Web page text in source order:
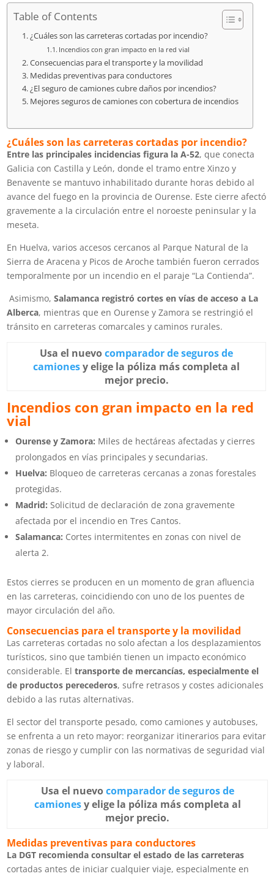
Table of Contents
¿Cuáles son las carreteras cortadas por incendio?
Incendios con gran impacto en la red vial
Consecuencias para el transporte y la movilidad
Medidas preventivas para conductores
¿El seguro de camiones cubre daños por incendios?
Mejores seguros de camiones con cobertura de incendios
¿Cuáles son las carreteras cortadas por incendio?
Entre las principales incidencias figura la A-52, que conecta
Galicia con Castilla y León, donde el tramo entre Xinzo y
Benavente se mantuvo inhabilitado durante horas debido al
avance del fuego en la provincia de Ourense. Este cierre afectó
gravemente a la circulación entre el noroeste peninsular y la
meseta.
En Huelva, varios accesos cercanos al Parque Natural de la
Sierra de Aracena y Picos de Aroche también fueron cerrados
temporalmente por un incendio en el paraje “La Contienda”.
Asimismo,Salamanca registró cortes en vías de acceso a La
Alberca, mientras que en Ourense y Zamora se restringió el
tránsito en carreteras comarcales y caminos rurales.
Usa el nuevocomparador de seguros de
camionesy elige la póliza más completa al
mejor precio.
Incendios con gran impacto en la red
vial
Ourense y Zamora: Miles de hectáreas afectadas y cierres
prolongados en vías principales y secundarias.
Huelva: Bloqueo de carreteras cercanas a zonas forestales
protegidas.
Madrid:Solicitud de declaración de zona gravemente
afectada por el incendio en Tres Cantos.
Salamanca: Cortes intermitentes en zonas con nivel de
alerta 2.
Estos cierres se producen en un momento de gran afluencia
en las carreteras, coincidiendo con uno de los puentes de
mayor circulación del año.
Consecuencias para el transporte y la movilidad
Las carreteras cortadas no solo afectan a los desplazamientos
turísticos, sino que también tienen un impacto económico
considerable. Eltransporte de mercancías, especialmente el
de productos perecederos, sufre retrasos y costes adicionales
debido a las rutas alternativas.
El sector del transporte pesado, como camiones y autobuses,
se enfrenta a un reto mayor: reorganizar itinerarios para evitar
zonas de riesgo y cumplir con las normativas de seguridad vial
y laboral.
Usa el nuevocomparador de seguros de
camionesy elige la póliza más completa al
mejor precio.
Medidas preventivas para conductores
La DGT recomienda consultar el estado de las carreteras
cortadas antes de iniciar cualquier viaje, especialmente en